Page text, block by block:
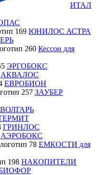
ИТАЛ
ЮНИЛОС АСТРА
Кессон для
ЭРГОБОКС
АКВАЛОС
ЕВРОБИОН
ЗАУБЕР
ВОЛГАРЬ
ГРИНЛОС
АЭРОБОКС
ЕМКОСТИ для
НАКОПИТЕЛИ